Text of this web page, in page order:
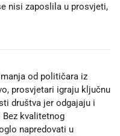
nisi zaposlila u prosvjeti,
od političara iz
prosvjetari igraju ključnu
društva jer odgajaju i
Bez kvalitetnog
napredovati u